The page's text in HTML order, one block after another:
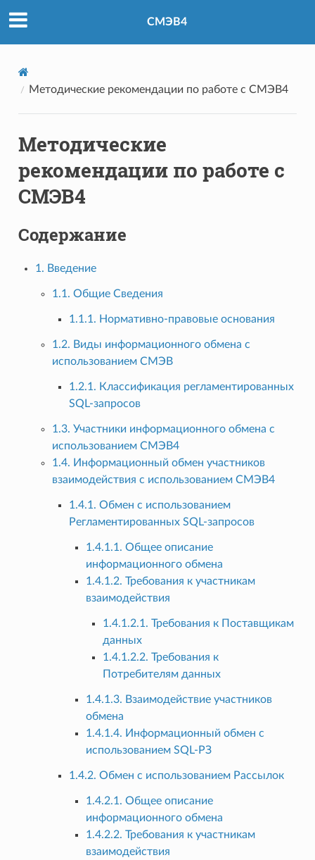
СМЭВ4
Методические рекомендации по работе с СМЭВ4
Методические
рекомендации по работе с
СМЭВ4
Содержание
1. Введение
1.1. Общие Сведения
1.1.1. Нормативно-правовые основания
1.2. Виды информационного обмена с
использованием СМЭВ
1.2.1. Классификация регламентированных
SQL-запросов
1.3. Участники информационного обмена с
использованием СМЭВ4
1.4. Информационный обмен участников
взаимодействия с использованием СМЭВ4
1.4.1. Обмен с использованием
Регламентированных SQL-запросов
1.4.1.1. Общее описание
информационного обмена
1.4.1.2. Требования к участникам
взаимодействия
1.4.1.2.1. Требования к Поставщикам
данных
1.4.1.2.2. Требования к
Потребителям данных
1.4.1.3. Взаимодействие участников
обмена
1.4.1.4. Информационный обмен с
использованием SQL-РЗ
1.4.2. Обмен с использованием Рассылок
1.4.2.1. Общее описание
информационного обмена
1.4.2.2. Требования к участникам
взаимодействия